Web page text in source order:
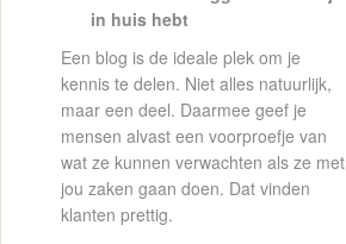
in huis hebt
Een blog is de ideale plek om je
kennis te delen. Niet alles natuurlijk,
maar een deel. Daarmee geef je
mensen alvast een voorproefje van
wat ze kunnen verwachten als ze met
jou zaken gaan doen. Dat vinden
klanten prettig.